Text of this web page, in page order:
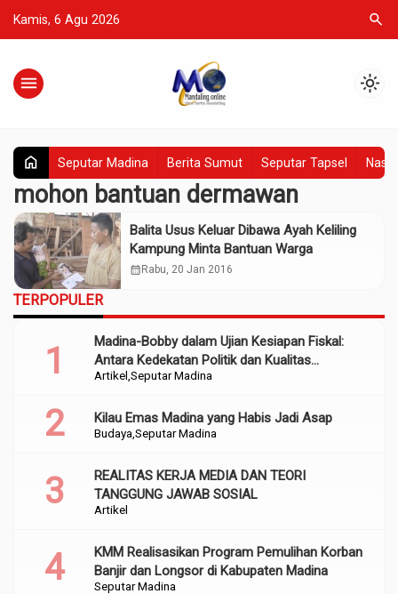
Kamis, 6 Agu 2026 search
menu light_mode
home Seputar Madina Berita Sumut Seputar Tapsel
mohon bantuan dermawan
Balita Usus Keluar Dibawa Ayah Keliling
Kampung Minta Bantuan Warga
calendar_month Rabu, 20 Jan 2016
TERPOPULER
Artikel Seputar Madina
Madina-Bobby dalam Ujian Kesiapan Fiskal:
Antara Kedekatan Politik dan Kualitas
Perencanaan
Budaya Seputar Madina
Kilau Emas Madina yang Habis Jadi Asap
Artikel
REALITAS KERJA MEDIA DAN TEORI
TANGGUNG JAWAB SOSIAL
Seputar Madina
KMM Realisasikan Program Pemulihan Korban
Banjir dan Longsor di Kabupaten Madina